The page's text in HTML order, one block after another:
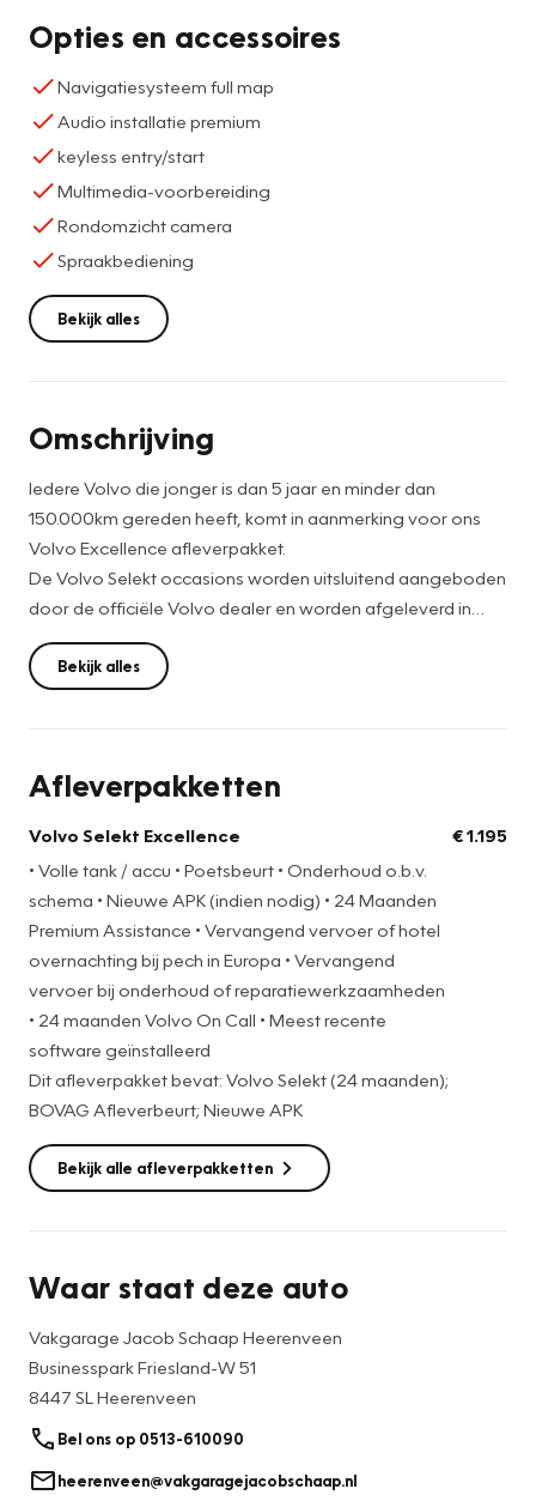
Opties en accessoires
Navigatiesysteem full map
Audio installatie premium
keyless entry/start
Multimedia-voorbereiding
Rondomzicht camera
Spraakbediening
Bekijk alles
Omschrijving
Iedere Volvo die jonger is dan 5 jaar en minder dan
150.000km gereden heeft, komt in aanmerking voor ons
Volvo Excellence afleverpakket.
De Volvo Selekt occasions worden uitsluitend aangeboden
door de officiële Volvo dealer en worden afgeleverd in
perfecte conditie én met 24 maanden fabrieksgarantie
Wanneer u voor dit pakket kiest, wordt uw Volvo vóór
aflevering gecontroleerd op meer dan 100 punten en
Verder wordt de auto voorzien van onderhoud conform
werkzaamheden, nieuwe APK-keuring, de laatste
software-updates, 24 maanden Premium Volvo Assistance
voor geheel Europa, 24 maanden Volvo On Call
verlenging.
De meerprijs van dit afleverpakket bedraagt € 1.195,-
Bekijk alles
Afleverpakketten
Volvo Selekt Excellence
• Volle tank / accu • Poetsbeurt • Onderhoud o.b.v.
schema • Nieuwe APK (indien nodig) • 24 Maanden
Premium Assistance • Vervangend vervoer of hotel
overnachting bij pech in Europa • Vervangend
vervoer bij onderhoud of reparatiewerkzaamheden
• 24 maanden Volvo On Call • Meest recente
software geïnstalleerd
Dit afleverpakket bevat: Volvo Selekt (24 maanden);
BOVAG Afleverbeurt; Nieuwe APK
€ 1.195
Bekijk alle afleverpakketten
Waar staat deze auto
Vakgarage Jacob Schaap Heerenveen
Businesspark Friesland-W 51
8447 SL Heerenveen
Bel ons op 0513-610090
heerenveen@vakgaragejacobschaap.nl